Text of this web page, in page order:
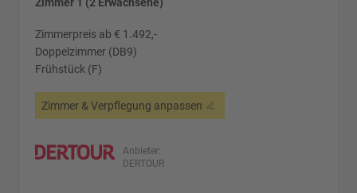
Zimmer 1 (2 Erwachsene)
Zimmerpreis ab € 1.492,-
Doppelzimmer (DB9)
Frühstück (F)
Zimmer & Verpflegung anpassen
Anbieter:
DERTOUR